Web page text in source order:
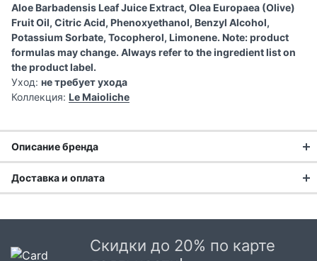
Aloe Barbadensis Leaf Juice Extract, Olea Europaea (Olive)
Fruit Oil, Citric Acid, Phenoxyethanol, Benzyl Alcohol,
Potassium Sorbate, Tocopherol, Limonene. Note: product
formulas may change. Always refer to the ingredient list on
the product label.
Уход: не требует ухода
Коллекция: Le Maioliche
Описание бренда
Доставка и оплата
Доставка в Москве и области
В Москве и Московской области доставка курьером до
Скидки до 20% по карте